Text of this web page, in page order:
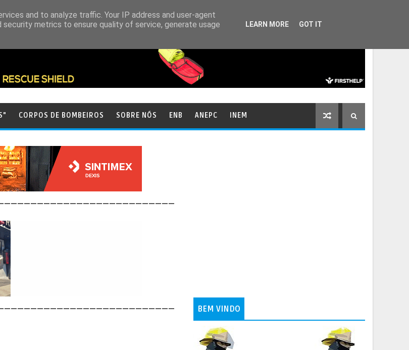
CORPOS DE BOMBEIROS SOBRE NÓS ENB ANEPC INEM
BEM VINDO
and to analyze traffic. Your IP address and user-agent
metrics to ensure quality of service, generate usage
LEARN MORE GOT IT